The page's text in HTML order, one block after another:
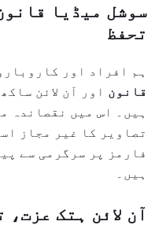
سوشل میڈیا
تحفظ
ہم افراد اور
قانون اور آن لائن
ہیں۔ اس میں نقصاندہ
تصاویر کا غیر مجاز
فارمز پر سرگرمی سے
ہیں۔
آن لائن ہتک